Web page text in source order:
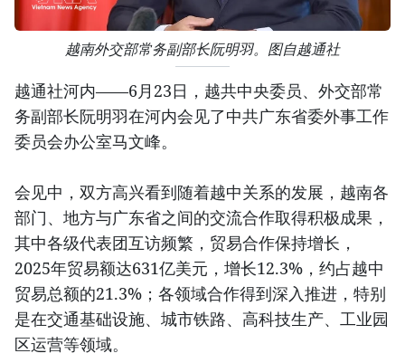
越南外交部常务副部长阮明羽。图自越通社
越通社河内——6月23日，越共中央委员、外交部常
务副部长阮明羽在河内会见了中共广东省委外事工作
委员会办公室马文峰。
会见中，双方高兴看到随着越中关系的发展，越南各
部门、地方与广东省之间的交流合作取得积极成果，
其中各级代表团互访频繁，贸易合作保持增长，
2025年贸易额达631亿美元，增长12.3%，约占越中
贸易总额的21.3%；各领域合作得到深入推进，特别
是在交通基础设施、城市铁路、高科技生产、工业园
区运营等领域。